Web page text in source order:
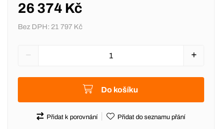
26 374 Kč
Bez DPH: 21 797 Kč
Do košíku
Přidat k porovnání Přidat do seznamu přání